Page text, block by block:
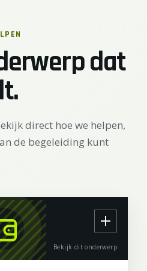
dat
direct hoe we helpen,
de begeleiding kunt
Bekijk dit onderwerp